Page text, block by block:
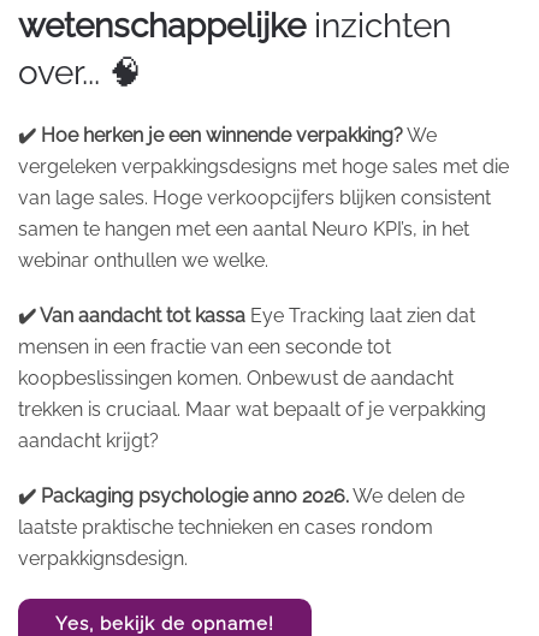
wetenschappelijkeinzichten
over... 🧠
✔️ Hoe herken je een winnende verpakking?We
vergeleken verpakkingsdesigns met hoge sales met die
van lage sales. Hoge verkoopcijfers blijken consistent
samen te hangen met een aantal Neuro KPI’s, in het
webinar onthullen we welke.
✔️ Van aandacht tot kassa Eye Tracking laat zien dat
mensen in een fractie van een seconde tot
koopbeslissingen komen. Onbewust de aandacht
trekken is cruciaal. Maar wat bepaalt of je verpakking
aandacht krijgt?
✔️ Packaging psychologie anno 2026.We delen de
laatste praktische technieken en cases rondom
verpakkignsdesign.
Yes, bekijk de opname!